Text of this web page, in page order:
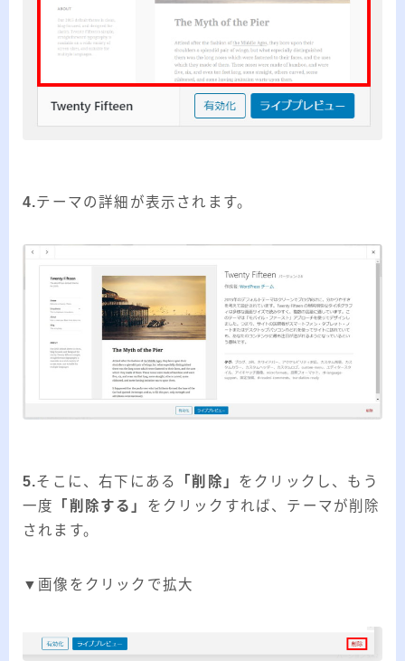
4.テーマの詳細が表示されます。
5.そこに、右下にある 「削除」 をクリックし、もう
一度
「削除する」 をクリックすれば、テーマが削除
されます。
▼画像をクリックで拡大